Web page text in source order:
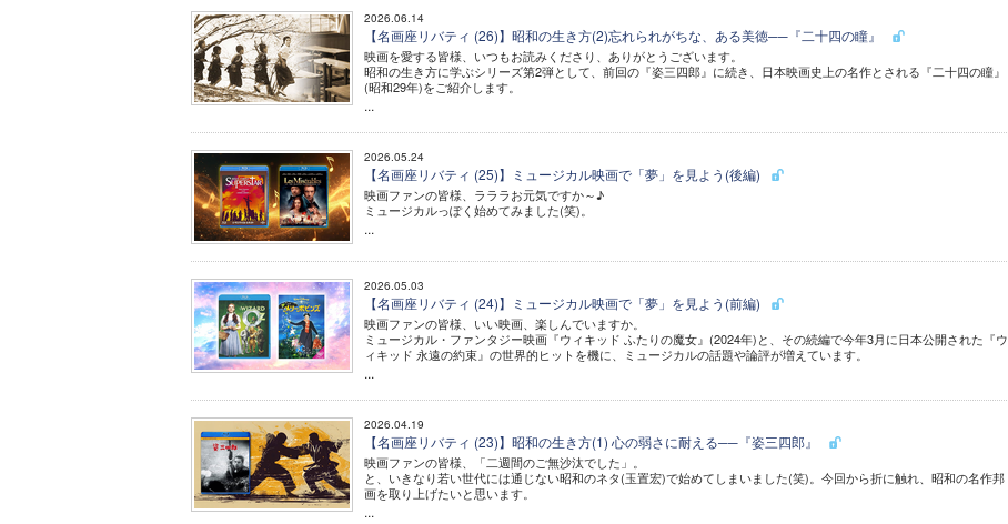
2026.06.14
【名画座リバティ (26)】昭和の生き方(2)忘れられがちな、ある美徳──『二十四の瞳』
映画を愛する皆様、いつもお読みくださり、ありがとうございます。
昭和の生き方に学ぶシリーズ第2弾として、前回の『姿三四郎』に続き、日本映画史上の名作とされる『二十四の瞳』
(昭和29年)をご紹介します。
...
2026.05.24
【名画座リバティ (25)】ミュージカル映画で「夢」を見よう(後編)
映画ファンの皆様、ラララお元気ですか～♪
ミュージカルっぽく始めてみました(笑)。
...
2026.05.03
【名画座リバティ (24)】ミュージカル映画で「夢」を見よう(前編)
映画ファンの皆様、いい映画、楽しんでいますか。
ミュージカル・ファンタジー映画『ウィキッド ふたりの魔女』(2024年)と、その続編で今年3月に日本公開された『ウ
ィキッド 永遠の約束』の世界的ヒットを機に、ミュージカルの話題や論評が増えています。
...
2026.04.19
【名画座リバティ (23)】昭和の生き方(1) 心の弱さに耐える──『姿三四郎』
映画ファンの皆様、「二週間のご無沙汰でした」。
と、いきなり若い世代には通じない昭和のネタ(玉置宏)で始めてしまいました(笑)。今回から折に触れ、昭和の名作邦
画を取り上げたいと思います。
...